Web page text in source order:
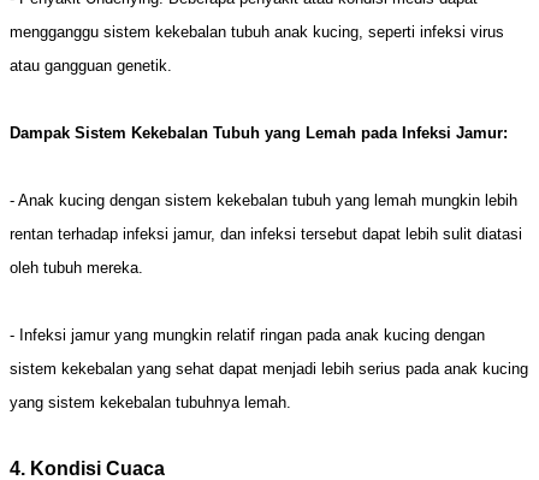
mengganggu sistem kekebalan tubuh anak kucing, seperti infeksi virus
atau gangguan genetik.
Dampak Sistem Kekebalan Tubuh yang Lemah pada Infeksi Jamur:
- Anak kucing dengan sistem kekebalan tubuh yang lemah mungkin lebih
rentan terhadap infeksi jamur, dan infeksi tersebut dapat lebih sulit diatasi
oleh tubuh mereka.
- Infeksi jamur yang mungkin relatif ringan pada anak kucing dengan
sistem kekebalan yang sehat dapat menjadi lebih serius pada anak kucing
yang sistem kekebalan tubuhnya lemah.
4. Kondisi Cuaca